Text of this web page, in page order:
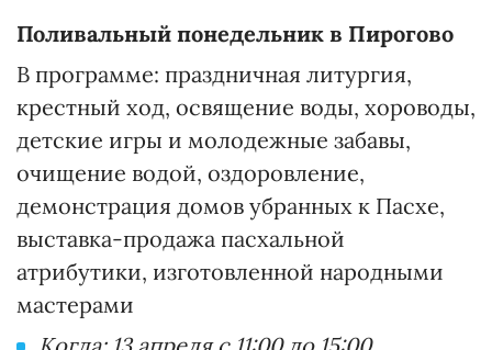
Поливальный понедельник в Пирогово
В программе: праздничная литургия,
крестный ход, освящение воды, хороводы,
детские игры и молодежные забавы,
очищение водой, оздоровление,
демонстрация домов убранных к Пасхе,
выставка-продажа пасхальной
атрибутики, изготовленной народными
мастерами